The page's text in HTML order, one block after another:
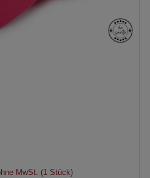
MwSt. (1 Stück)